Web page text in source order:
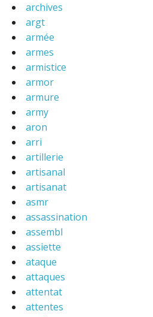
archives
argt
armée
armes
armistice
armor
armure
army
aron
arri
artillerie
artisanal
artisanat
asmr
assassination
assembl
assiette
ataque
attaques
attentat
attentes